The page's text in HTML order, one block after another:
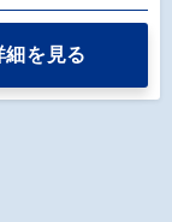
細を見る